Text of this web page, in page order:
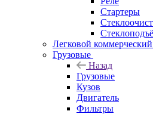
Стартеры
Легковой
Грузовые
Назад
Грузовые
Кузов
Двигатель
Фильтры